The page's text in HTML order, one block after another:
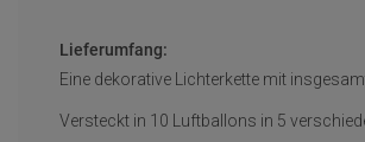
Lieferumfang:
Eine dekorative Lichterkette mit
Versteckt in 10 Luftballons in 5